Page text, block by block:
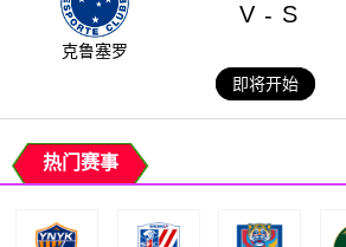
克鲁塞罗
V - S
即将开始
热门赛事